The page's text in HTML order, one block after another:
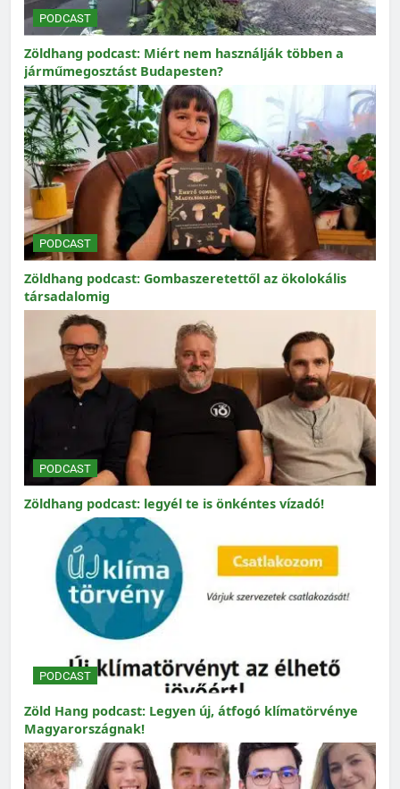
PODCAST
Zöldhang podcast: Miért nem használják többen a
járműmegosztást Budapesten?
PODCAST
Zöldhang podcast: Gombaszeretettől az ökolokális
társadalomig
PODCAST
Zöldhang podcast: legyél te is önkéntes vízadó!
PODCAST
Zöld Hang podcast: Legyen új, átfogó klímatörvénye
Magyarországnak!